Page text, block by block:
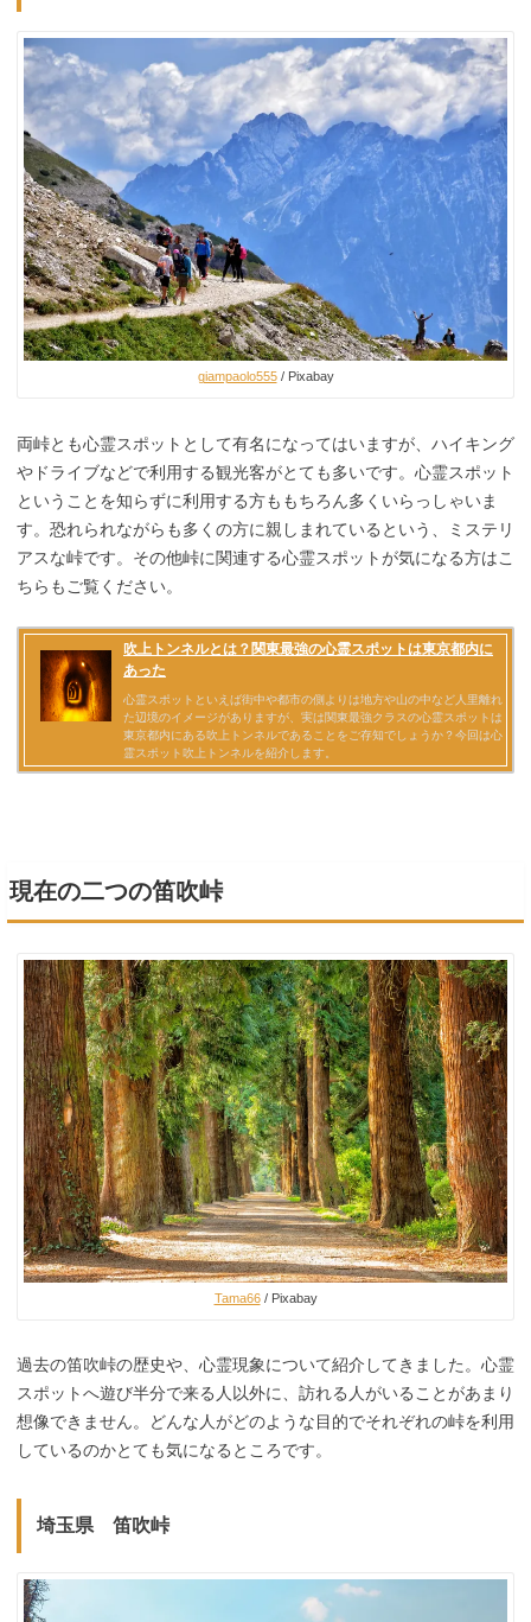
giampaolo555/ Pixabay
両峠とも心霊スポットとして有名になってはいますが、ハイキング
やドライブなどで利用する観光客がとても多いです。心霊スポット
ということを知らずに利用する方ももちろん多くいらっしゃいま
す。恐れられながらも多くの方に親しまれているという、ミステリ
アスな峠です。その他峠に関連する心霊スポットが気になる方はこ
ちらもご覧ください。
現在の二つの笛吹峠
Tama66/ Pixabay
過去の笛吹峠の歴史や、心霊現象について紹介してきました。心霊
スポットへ遊び半分で来る人以外に、訪れる人がいることがあまり
想像できません。どんな人がどのような目的でそれぞれの峠を利用
しているのかとても気になるところです。
埼玉県 笛吹峠